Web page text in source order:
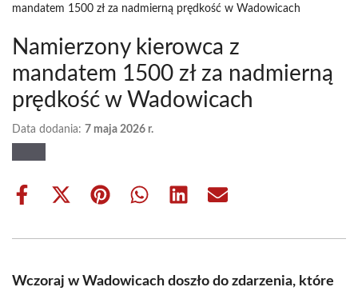
mandatem 1500 zł za nadmierną prędkość w Wadowicach
Namierzony kierowca z
mandatem 1500 zł za nadmierną
prędkość w Wadowicach
Data dodania: 7 maja 2026 r.
Share
Share
(Twitter)
Share Share Share Share
Wczoraj w Wadowicach doszło do zdarzenia, które